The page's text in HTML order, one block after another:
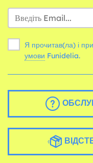
Я прочитав(ла) і
умови Funidelia.